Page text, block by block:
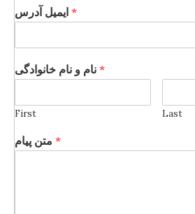
*
*
First Last
*